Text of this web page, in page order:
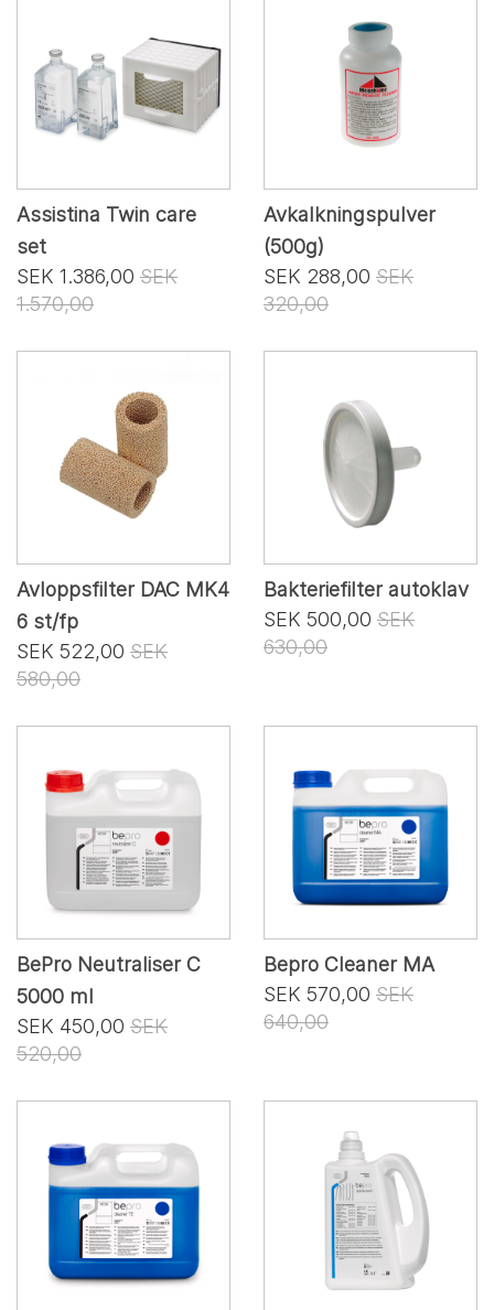
Assistina Twin care
set
SEK 1.386,00 SEK
1.570,00
Avkalkningspulver
(500g)
SEK 288,00 SEK
320,00
Avloppsfilter DAC MK4
6 st/fp
SEK 522,00 SEK
580,00
Bakteriefilter autoklav
SEK 500,00 SEK
630,00
BePro Neutraliser C
5000 ml
SEK 450,00 SEK
520,00
Bepro Cleaner MA
SEK 570,00 SEK
640,00